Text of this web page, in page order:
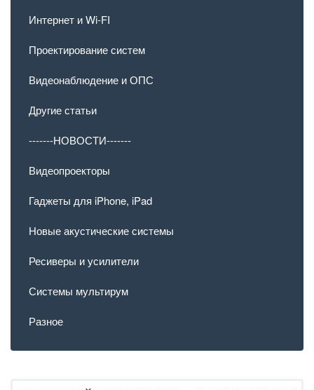
Интернет и Wi-FI
Проектирование систем
Видеонаблюдение и ОПС
Другие статьи
-------НОВОСТИ-------
Видеопроекторы
Гаджеты для iPhone, iPad
Новые акустические системы
Ресиверы и усилители
Системы мультирум
Разное